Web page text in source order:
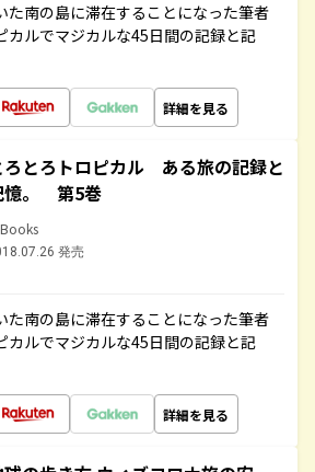
た南の島に滞在することになった筆者
カルでマジカルな45日間の記録と記
詳細を見る
ろとろトロピカル ある旅の記録と
憶。 第5巻
発売
た南の島に滞在することになった筆者
カルでマジカルな45日間の記録と記
詳細を見る